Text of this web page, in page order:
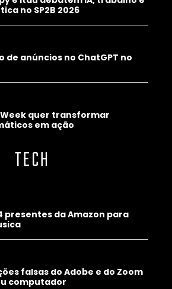
no SP2B 2026
de anúncios no ChatGPT no
Week quer transformar
em ação
TECH
presentes da Amazon para
falsas do Adobe e do Zoom
computador